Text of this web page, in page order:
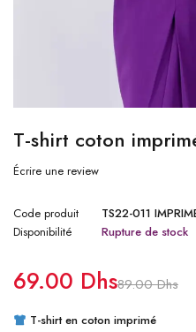
T-shirt coton
Écrire une review
Code produit
TS22-011
Disponibilité
Rupture de stock
89.00Dhs
69.00 Dhs
T-shirt en coton imprimé